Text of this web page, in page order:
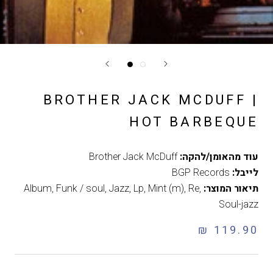
BROTHER JACK MCDUFF |
HOT BARBEQUE
עוד מהאומן/להקה: Brother Jack McDuff
לייבל: BGP Records
תיאור המוצר:
Album, Funk / soul, Jazz, Lp, Mint (m), Re,
Soul-jazz
119.90 ₪